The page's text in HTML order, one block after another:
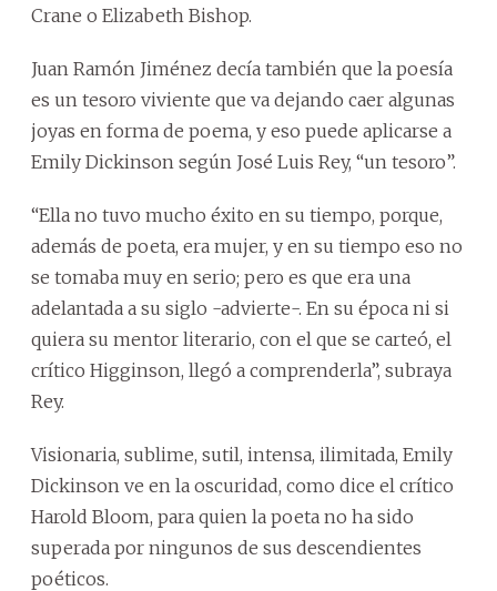
Crane o Elizabeth Bishop.
Juan Ramón Jiménez decía también que la poesía
es un tesoro viviente que va dejando caer algunas
joyas en forma de poema, y eso puede aplicarse a
Emily Dickinson según José Luis Rey, “un tesoro”.
“Ella no tuvo mucho éxito en su tiempo, porque,
además de poeta, era mujer, y en su tiempo eso no
se tomaba muy en serio; pero es que era una
adelantada a su siglo -advierte-. En su época ni si
quiera su mentor literario, con el que se carteó, el
crítico Higginson, llegó a comprenderla”, subraya
Rey.
Visionaria, sublime, sutil, intensa, ilimitada, Emily
Dickinson ve en la oscuridad, como dice el crítico
Harold Bloom, para quien la poeta no ha sido
superada por ningunos de sus descendientes
poéticos.